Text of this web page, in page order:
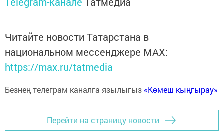
Читайте новости Татарстана в
национальном мессенджере MАХ:
https://max.ru/tatmedia
Безнең телеграм каналга язылыгыз «Көмеш кыңгырау»
Перейти на страницу новости